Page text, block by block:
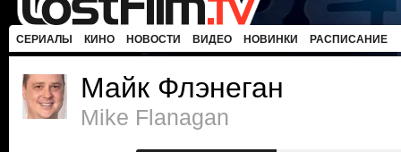
СЕРИАЛЫ КИНО НОВОСТИ ВИДЕО НОВИНКИ РАСПИСАНИЕ
Майк Флэнеган
Mike Flanagan